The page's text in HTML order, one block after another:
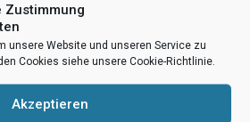
Zustimmung
unsere Website und unseren Service zu
Cookies siehe unsere Cookie-Richtlinie.
Akzeptieren